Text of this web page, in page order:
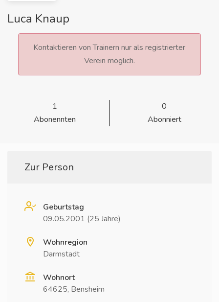
Luca Knaup
Kontaktieren von Trainern nur als registrierter
Verein möglich.
1
Abonennten
0
Abonniert
Zur Person
Geburtstag
09.05.2001 (25 Jahre)
Wohnregion
Darmstadt
Wohnort
64625, Bensheim